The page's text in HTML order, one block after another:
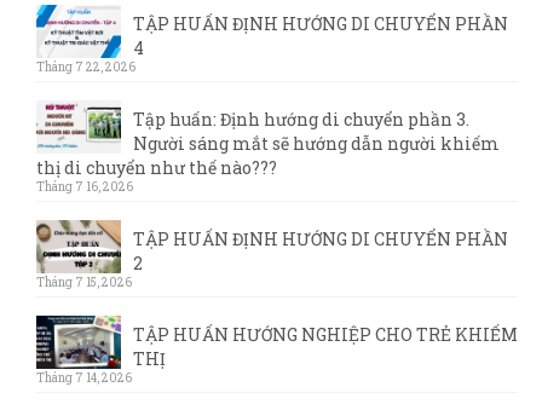
TẬP HUẤN ĐỊNH HƯỚNG DI CHUYỂN PHẦN
4
Tháng 7 22, 2026
Tập huấn: Định hướng di chuyển phần 3.
Người sáng mắt sẽ hướng dẫn người khiếm
thị di chuyển như thế nào???
Tháng 7 16, 2026
TẬP HUẤN ĐỊNH HƯỚNG DI CHUYỂN PHẦN
2
Tháng 7 15, 2026
TẬP HUẤN HƯỚNG NGHIỆP CHO TRẺ KHIẾM
THỊ
Tháng 7 14, 2026